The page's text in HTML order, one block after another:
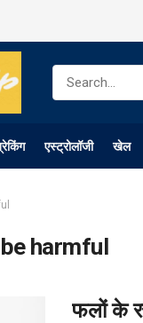
एस्ट्रोलॉजी खेल
harmful
फलों के